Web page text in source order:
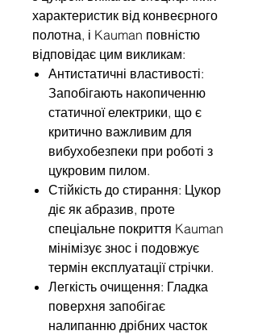
характеристик від конвеєрного
полотна, і Kauman повністю
відповідає цим викликам:
Антистатичні властивості:
Запобігають накопиченню
статичної електрики, що є
критично важливим для
вибухобезпеки при роботі з
цукровим пилом.
Стійкість до стирання: Цукор
діє як абразив, проте
спеціальне покриття Kauman
мінімізує знос і подовжує
термін експлуатації стрічки.
Легкість очищення: Гладка
поверхня запобігає
налипанню дрібних часток